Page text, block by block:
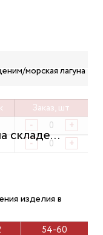
морская лагуна
Заказ, шт
- +
- +
изделия в
54-60